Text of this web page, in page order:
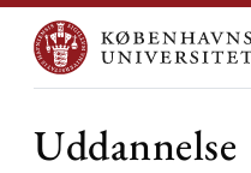
Uddannelse